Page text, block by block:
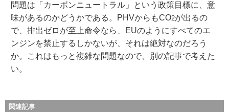
問題は「カーボンニュートラル」という政策目標に、意
味があるのかどうかである。PHVからもCO2が出るの
で、排出ゼロが至上命令なら、EUのようにすべてのエ
ンジンを禁止するしかないが、それは絶対なのだろう
か。これはもっと複雑な問題なので、別の記事で考えた
い。
関連記事